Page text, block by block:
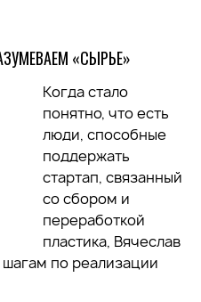
«СЫРЬЕ»
Когда стало
понятно, что есть
люди, способные
поддержать
стартап, связанный
со сбором и
переработкой
пластика, Вячеслав
по реализации